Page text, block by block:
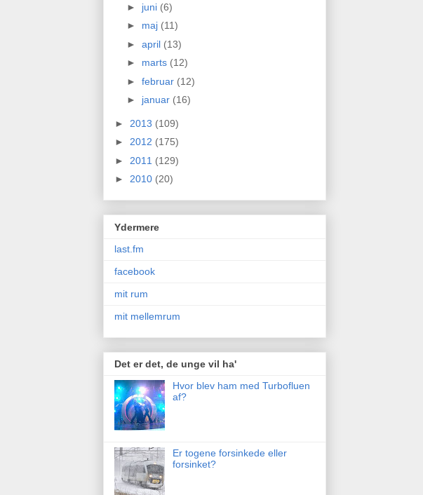
► juni (6)
► maj (11)
► april (13)
► marts (12)
► februar (12)
► januar (16)
► 2013 (109)
► 2012 (175)
► 2011 (129)
► 2010 (20)
Ydermere
last.fm
facebook
mit rum
mit mellemrum
Det er det, de unge vil ha'
Hvor blev ham med Turbofluen
af?
Er togene forsinkede eller
forsinket?